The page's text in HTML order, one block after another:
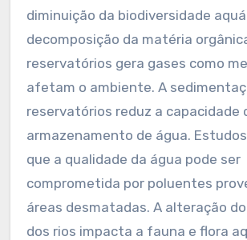
diminuição da biodiversidade
decomposição da matéria
reservatórios gera gases como
afetam o ambiente. A
reservatórios reduz a capacidade
armazenamento de água.
que a qualidade da água pode ser
comprometida por poluentes
áreas desmatadas. A alteração
dos rios impacta a fauna e flora